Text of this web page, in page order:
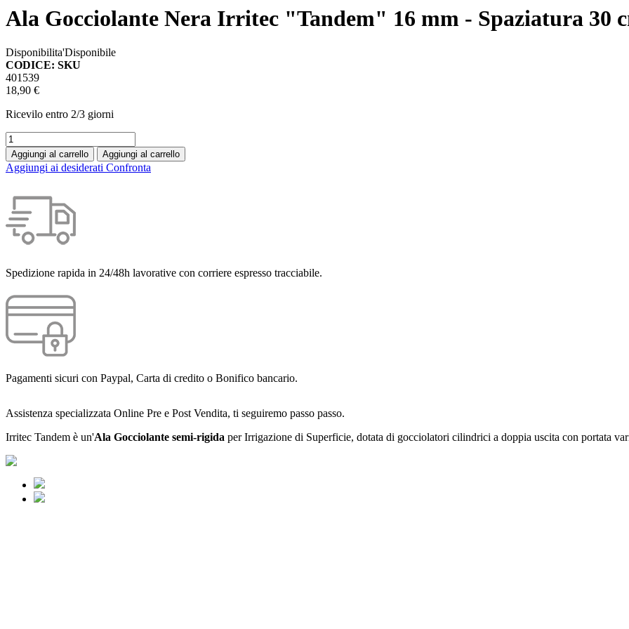
Ala Gocciolante Nera Irritec "Tandem" 16 mm - Spaziatura 30
Disponibilita'Disponibile
CODICE: SKU
401539
18,90 €
Ricevilo entro 2/3 giorni
Aggiungi al carrello Aggiungi al carrello
Aggiungi ai desiderati Confronta
Spedizione rapida in 24/48h lavorative con corriere espresso tracciabile.
Pagamenti sicuri con Paypal, Carta di credito o Bonifico bancario.
Assistenza specializzata Online Pre e Post Vendita, ti seguiremo passo passo.
Irritec Tandem è un'Ala Gocciolante semi-rigida per Irrigazione di Superficie, dotata di gocciolatori cilindrici a doppia uscita con portata